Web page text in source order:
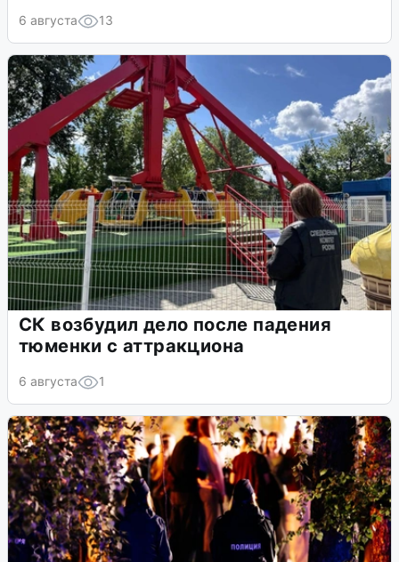
6 августа 13
СК возбудил дело после падения
тюменки с аттракциона
6 августа 1